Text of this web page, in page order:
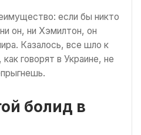
если бы никто
он, ни Хэмилтон, он
Казалось, все шло к
говорят в Украине, не
болид в